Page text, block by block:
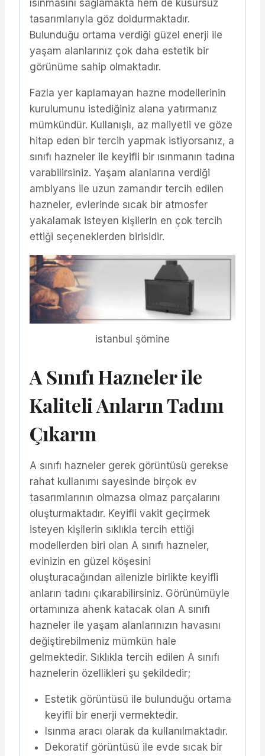
ısınmasını sağlamakta hem de kusursuz
tasarımlarıyla göz doldurmaktadır.
Bulunduğu ortama verdiği güzel enerji ile
yaşam alanlarınız çok daha estetik bir
görünüme sahip olmaktadır.
Fazla yer kaplamayan hazne modellerinin
kurulumunu istediğiniz alana yatırmanız
mümkündür. Kullanışlı, az maliyetli ve göze
hitap eden bir tercih yapmak istiyorsanız, a
sınıfı hazneler ile keyifli bir ısınmanın tadına
varabilirsiniz. Yaşam alanlarına verdiği
ambiyans ile uzun zamandır tercih edilen
hazneler, evlerinde sıcak bir atmosfer
yakalamak isteyen kişilerin en çok tercih
ettiği seçeneklerden birisidir.
istanbul şömine
A Sınıfı Hazneler ile
Kaliteli Anların Tadını
Çıkarın
A sınıfı hazneler gerek görüntüsü gerekse
rahat kullanımı sayesinde birçok ev
tasarımlarının olmazsa olmaz parçalarını
oluşturmaktadır. Keyifli vakit geçirmek
isteyen kişilerin sıklıkla tercih ettiği
modellerden biri olan A sınıfı hazneler,
evinizin en güzel köşesini
oluşturacağından ailenizle birlikte keyifli
anların tadını çıkarabilirsiniz. Görünümüyle
ortamınıza ahenk katacak olan A sınıfı
hazneler ile yaşam alanlarınızın havasını
değiştirebilmeniz mümkün hale
gelmektedir. Sıklıkla tercih edilen A sınıfı
haznelerin özellikleri şu şekildedir;
Estetik görüntüsü ile bulunduğu ortama
keyifli bir enerji vermektedir.
Isınma aracı olarak da kullanılmaktadır.
Dekoratif görüntüsü ile evde sıcak bir